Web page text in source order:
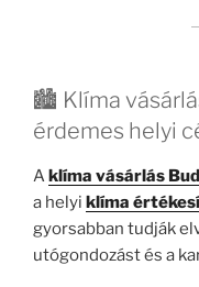
🏙️ Klíma
érdemes helyi
Aklíma vásárlás
a helyi klíma
gyorsabban tudják
utógondozást és a